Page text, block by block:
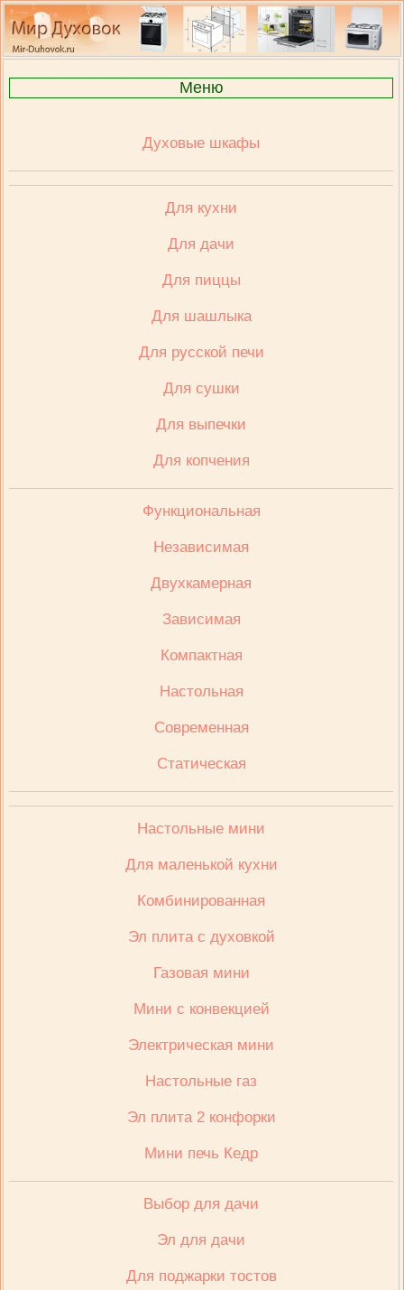
Меню
Духовые шкафы
Для кухни
Для дачи
Для пиццы
Для шашлыка
Для русской печи
Для сушки
Для выпечки
Для копчения
Функциональная
Независимая
Двухкамерная
Зависимая
Компактная
Настольная
Современная
Статическая
Настольные мини
Для маленькой кухни
Комбинированная
Эл плита с духовкой
Газовая мини
Мини с конвекцией
Электрическая мини
Настольные газ
Эл плита 2 конфорки
Мини печь Кедр
Выбор для дачи
Эл для дачи
Для поджарки тостов